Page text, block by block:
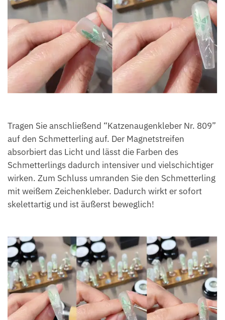
Tragen Sie anschließend “Katzenaugenkleber Nr. 809”
auf den Schmetterling auf. Der Magnetstreifen
absorbiert das Licht und lässt die Farben des
Schmetterlings dadurch intensiver und vielschichtiger
wirken. Zum Schluss umranden Sie den Schmetterling
mit weißem Zeichenkleber. Dadurch wirkt er sofort
skelettartig und ist äußerst beweglich!